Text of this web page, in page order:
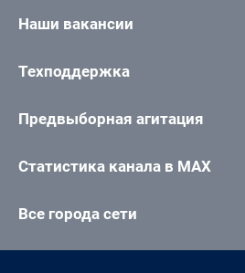
Наши вакансии
Техподдержка
Предвыборная агитация
Статистика канала в MAX
Все города сети